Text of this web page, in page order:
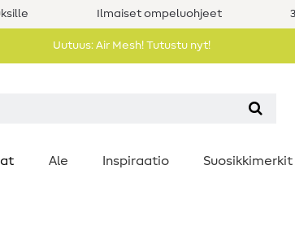
Ilmaiset ompeluohjeet
Uutuus: Air Mesh! Tutustu nyt!
Ale Inspiraatio Suosikkimerkit